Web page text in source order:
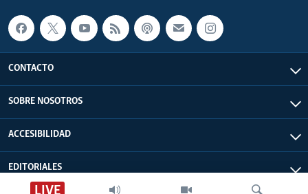
LIVE
CONTACTO
SOBRE NOSOTROS
ACCESIBILIDAD
EDITORIALES